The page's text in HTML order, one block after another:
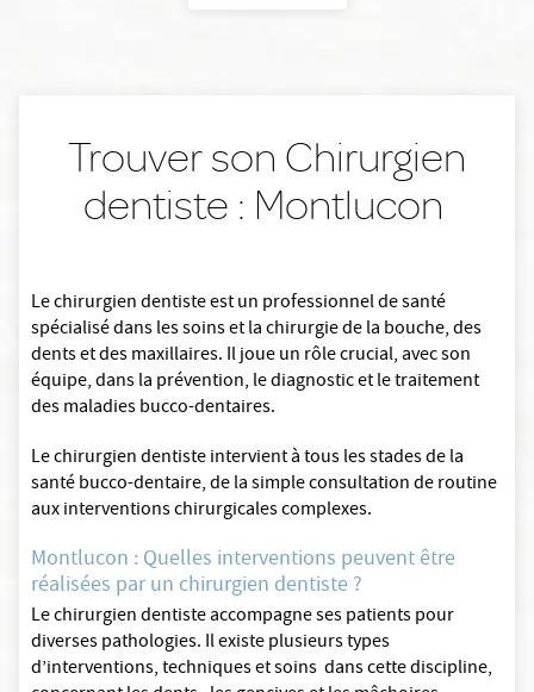
Trouver son Chirurgien
dentiste : Montlucon
Le chirurgien dentiste est un professionnel de santé
spécialisé dans les soins et la chirurgie de la bouche, des
dents et des maxillaires. Il joue un rôle crucial, avec son
équipe, dans la prévention, le diagnostic et le traitement
des maladies bucco-dentaires.
Le chirurgien dentiste intervient à tous les stades de la
santé bucco-dentaire, de la simple consultation de routine
aux interventions chirurgicales complexes.
Montlucon : Quelles interventions peuvent être
réalisées par un chirurgien dentiste ?
Le chirurgien dentiste accompagne ses patients pour
diverses pathologies. Il existe plusieurs types
d’interventions, techniques et soins dans cette discipline,